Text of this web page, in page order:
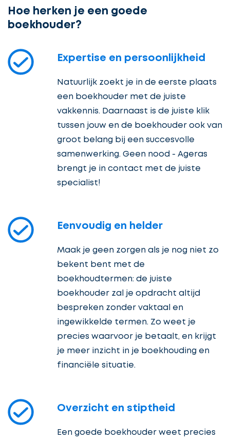
Hoe herken je een goede
boekhouder?
Expertise en persoonlijkheid
Natuurlijk zoekt je in de eerste plaats
een boekhouder met de juiste
vakkennis. Daarnaast is de juiste klik
tussen jouw en de boekhouder ook van
groot belang bij een succesvolle
samenwerking. Geen nood - Ageras
brengt je in contact met de juiste
specialist!
Eenvoudig en helder
Maak je geen zorgen als je nog niet zo
bekent bent met de
boekhoudtermen: de juiste
boekhouder zal je opdracht altijd
bespreken zonder vaktaal en
ingewikkelde termen. Zo weet je
precies waarvoor je betaalt, en krijgt
je meer inzicht in je boekhouding en
financiële situatie.
Overzicht en stiptheid
Een goede boekhouder weet precies